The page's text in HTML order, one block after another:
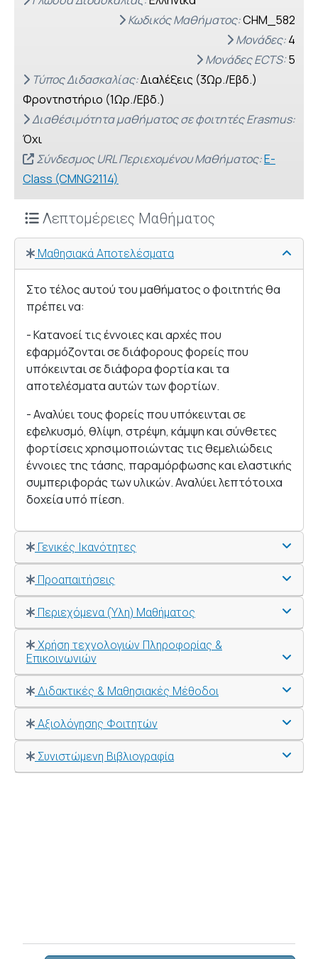
Κωδικός Μαθήματος:CHM_582
Μονάδες:4
Μονάδες ECTS:5
Τύπος Διδασκαλίας:Διαλέξεις (3Ωρ./Εβδ.)
Φροντηστήριο (1Ωρ./Εβδ.)
Διαθέσιμότητα μαθήματος σε φοιτητές Erasmus:
Όχι
Σύνδεσμος URL Περιεχομένου Μαθήματος:E-
Class (CMNG2114)
Λεπτομέρειες Μαθήματος
Μαθησιακά Αποτελέσματα
Στο τέλος αυτού του μαθήματος ο φοιτητής θα
πρέπει να:
- Κατανοεί τις έννοιες και αρχές που
εφαρμόζονται σε διάφορους φορείς που
υπόκεινται σε διάφορα φορτία και τα
αποτελέσματα αυτών των φορτίων.
- Αναλύει τους φορείς που υπόκεινται σε
εφελκυσμό, θλίψη, στρέψη, κάμψη και σύνθετες
φορτίσεις χρησιμοποιώντας τις θεμελιώδεις
έννοιες της τάσης, παραμόρφωσης και ελαστικής
συμπεριφοράς των υλικών. Αναλύει λεπτότοιχα
δοχεία υπό πίεση.
Γενικές Ικανότητες
Προαπαιτήσεις
Περιεχόμενα (Ύλη) Μαθήματος
Χρήση τεχνολογιών Πληροφορίας &
Επικοινωνιών
Διδακτικές & Μαθησιακές Μέθοδοι
Αξιολόγησης Φοιτητών
Συνιστώμενη Βιβλιογραφία